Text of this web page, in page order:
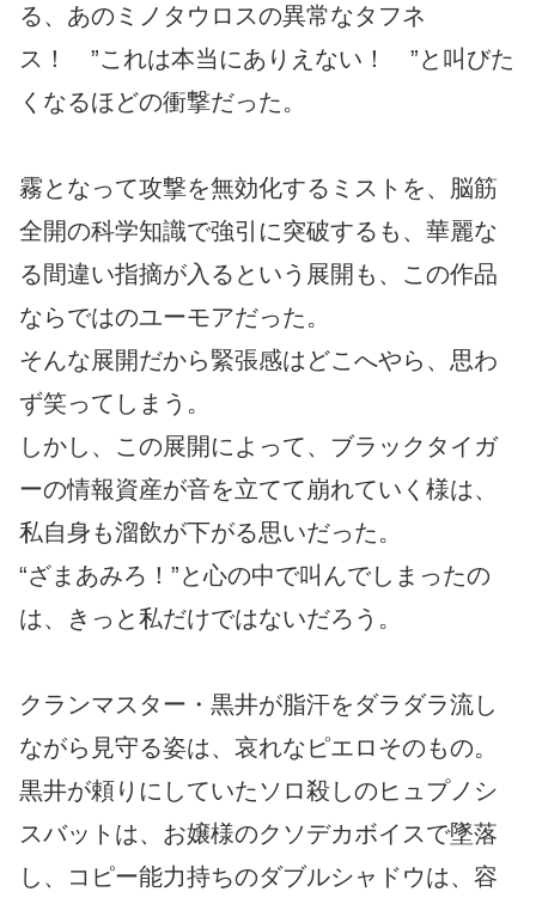
る、あのミノタウロスの異常なタフネ
ス！ ”これは本当にありえない！ ”と叫びた
くなるほどの衝撃だった。
霧となって攻撃を無効化するミストを、脳筋
全開の科学知識で強引に突破するも、華麗な
る間違い指摘が入るという展開も、この作品
ならではのユーモアだった。
そんな展開だから緊張感はどこへやら、思わ
ず笑ってしまう。
しかし、この展開によって、ブラックタイガ
ーの情報資産が音を立てて崩れていく様は、
私自身も溜飲が下がる思いだった。
“ざまあみろ！”と心の中で叫んでしまったの
は、きっと私だけではないだろう。
クランマスター・黒井が脂汗をダラダラ流し
ながら見守る姿は、哀れなピエロそのもの。
黒井が頼りにしていたソロ殺しのヒュプノシ
スバットは、お嬢様のクソデカボイスで墜落
し、コピー能力持ちのダブルシャドウは、容